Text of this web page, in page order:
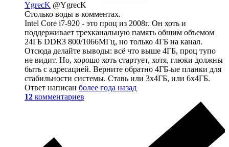
YgrecK @YgrecK
Столько воды в комментах.
Intel Core i7-920 - это проц из 2008г. Он хоть и
поддерживает трехканальную память общим объемом
24ГБ DDR3 800/1066МГц, но только 4ГБ на канал.
Отсюда делайте выводы: всё что выше 4ГБ, проц тупо
не видит. Но, хорошо хоть стартует, хотя, глюки должны
быть с адресацией. Верните обратно 4ГБ-ые планки для
стабильности системы. Ставь или 3х4ГБ, или 6х4ГБ.
Ответ написан более года назад
12 комментариев